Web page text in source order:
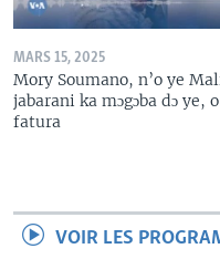
MARS 15, 2025
Mory Soumano, n’o ye
jabarani ka mɔgɔba dɔ ye, o
fatura
VOIR LES